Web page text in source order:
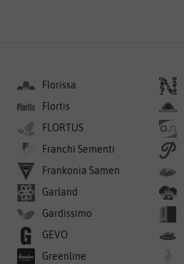
Florissa
Flortis
FLORTUS
Franchi Sementi
Frankonia Samen
Garland
Gardissimo
GEVO
Greenline